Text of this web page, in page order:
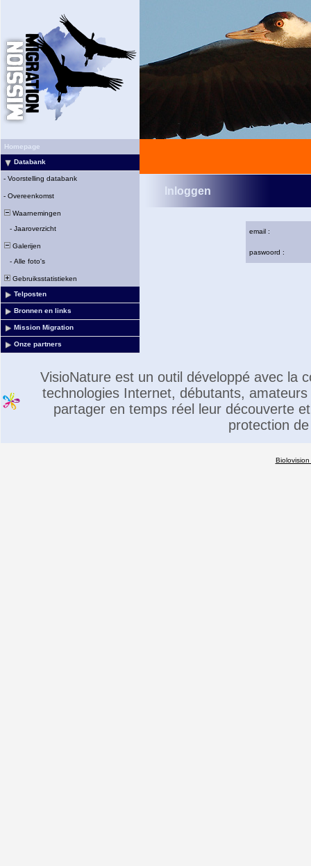
Homepage
Databank
- Voorstelling databank
- Overeenkomst
Waarnemingen
- Jaaroverzicht
Galerijen
- Alle foto's
Gebruiksstatistieken
Telposten
Bronnen en links
Mission Migration
Onze partners
Inloggen
email :
paswoord :
VisioNature est un outil développé avec la
technologies Internet, débutants,
partager en temps réel leur découverte
protection
Biolovision